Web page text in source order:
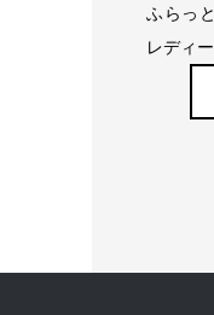
ふらっ
レディ